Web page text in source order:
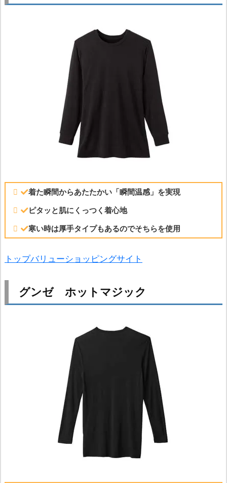
着た瞬間からあたたかい「瞬間温感」を実現
ピタッと肌にくっつく着心地
寒い時は厚手タイプもあるのでそちらを使用
トップバリューショッピングサイト
グンゼ ホットマジック